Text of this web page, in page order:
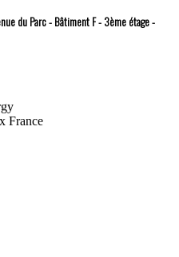
du Parc - Bâtiment F - 3ème étage -
France